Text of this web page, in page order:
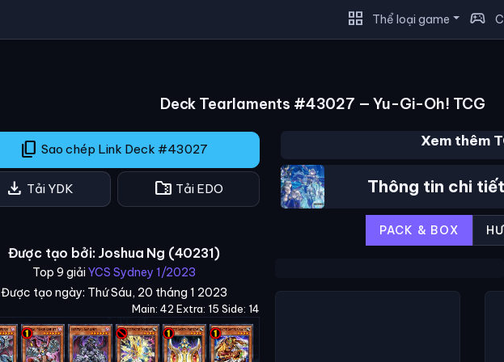
grid_view Thể loại game sports_esports
Deck Tearlaments #43027 — Yu-Gi-Oh! TCG
content_copy Sao chép Link Deck #43027
download Tải YDK folder_zip Tải EDO
Được tạo bởi: Joshua Ng (40231)
Top 9 giải YCS Sydney 1/2023
Được tạo ngày: Thứ Sáu, 20 tháng 1 2023
Main: 42 Extra: 15 Side: 14
Xem thêm
Thông tin chi
PACK & BOX